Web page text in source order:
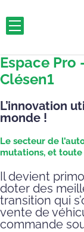
Espace Pro
Clésen1
L’innovation
monde !
Le secteur de
mutations, et toute
Il devient
doter des
transition qui
vente de
commande